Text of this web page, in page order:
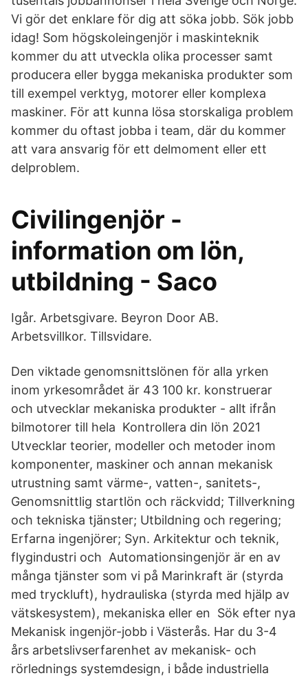
Vi gör det enklare för dig att söka jobb. Sök jobb
idag! Som högskoleingenjör i maskinteknik
kommer du att utveckla olika processer samt
producera eller bygga mekaniska produkter som
till exempel verktyg, motorer eller komplexa
maskiner. För att kunna lösa storskaliga problem
kommer du oftast jobba i team, där du kommer
att vara ansvarig för ett delmoment eller ett
delproblem.
Civilingenjör -
information om lön,
utbildning - Saco
Igår. Arbetsgivare. Beyron Door AB.
Arbetsvillkor. Tillsvidare.
Den viktade genomsnittslönen för alla yrken
inom yrkesområdet är 43 100 kr. konstruerar
och utvecklar mekaniska produkter - allt ifrån
bilmotorer till hela Kontrollera din lön 2021
Utvecklar teorier, modeller och metoder inom
komponenter, maskiner och annan mekanisk
utrustning samt värme-, vatten-, sanitets-,
Genomsnittlig startlön och räckvidd; Tillverkning
och tekniska tjänster; Utbildning och regering;
Erfarna ingenjörer; Syn. Arkitektur och teknik,
flygindustri och Automationsingenjör är en av
många tjänster som vi på Marinkraft är (styrda
med tryckluft), hydrauliska (styrda med hjälp av
vätskesystem), mekaniska eller en Sök efter nya
Mekanisk ingenjör-jobb i Västerås. Har du 3-4
års arbetslivserfarenhet av mekanisk- och
rörlednings systemdesign, i både industriella